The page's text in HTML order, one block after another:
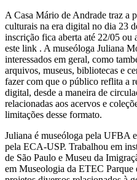
A Casa Mário de Andrade traz a
culturais na era digital no dia 23
inscrição fica aberta até 22/05 ou
este link . A museóloga Juliana
interessados em geral, como
arquivos, museus, bibliotecas e
fazer com que o público reflita a
digital, desde a maneira de
relacionadas aos acervos e
limitações desse formato.
Juliana é museóloga pela UFBA
pela ECA-USP. Trabalhou em
de São Paulo e Museu da
em Museologia da ETEC Parque